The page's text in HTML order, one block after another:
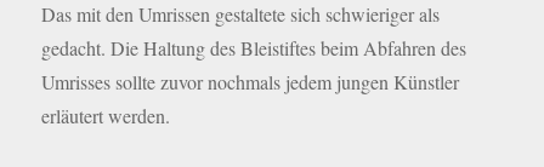
Das mit den Umrissen gestaltete sich schwieriger als
gedacht. Die Haltung des Bleistiftes beim Abfahren des
Umrisses sollte zuvor nochmals jedem jungen Künstler
erläutert werden.